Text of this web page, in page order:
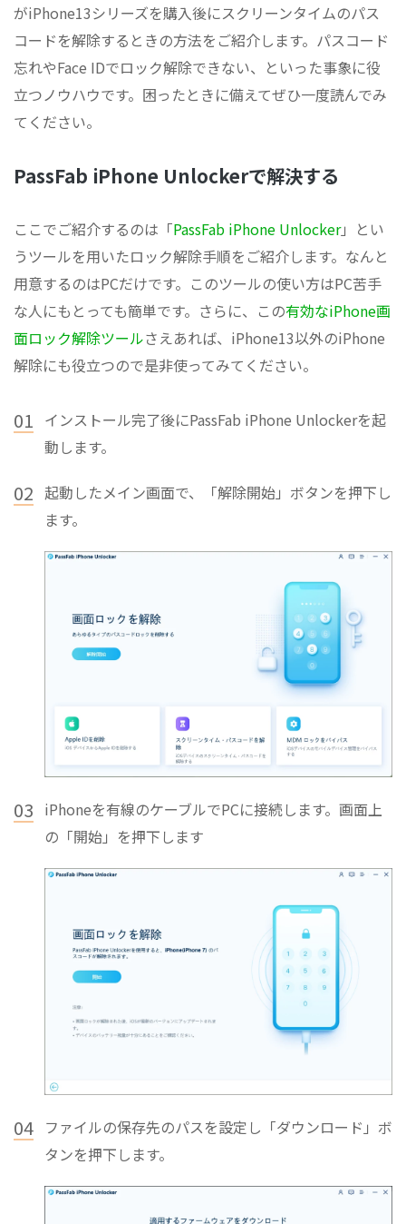
がiPhone13シリーズを購入後にスクリーンタイムのパス
コードを解除するときの方法をご紹介します。パスコード
忘れやFace IDでロック解除できない、といった事象に役
立つノウハウです。困ったときに備えてぜひ一度読んでみ
てください。
PassFab iPhone Unlockerで解決する
ここでご紹介するのは「PassFab iPhone Unlocker」とい
うツールを用いたロック解除手順をご紹介します。なんと
用意するのはPCだけです。このツールの使い方はPC苦手
な人にもとっても簡単です。さらに、この有効なiPhone画
面ロック解除ツールさえあれば、iPhone13以外のiPhone
解除にも役立つので是非使ってみてください。
01 インストール完了後にPassFab iPhone Unlockerを起
動します。
02 起動したメイン画面で、「解除開始」ボタンを押下し
ます。
03 iPhoneを有線のケーブルでPCに接続します。画面上
の「開始」を押下します
04 ファイルの保存先のパスを設定し「ダウンロード」ボ
タンを押下します。